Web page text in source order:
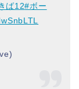
ば12#ボー